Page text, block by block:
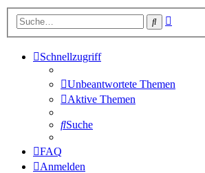
Suche
Schnellzugriff
Unbeantwortete Themen
Aktive Themen
Suche
FAQ
Anmelden